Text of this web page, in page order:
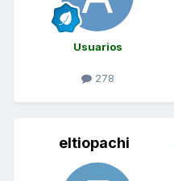
Usuarios
278
eltiopachi